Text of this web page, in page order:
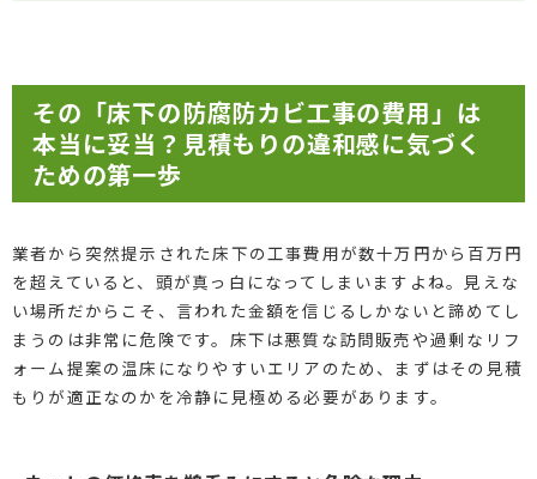
その「床下の防腐防カビ工事の費用」は
本当に妥当？見積もりの違和感に気づく
ための第一歩
業者から突然提示された床下の工事費用が数十万円から百万円
を超えていると、頭が真っ白になってしまいますよね。見えな
い場所だからこそ、言われた金額を信じるしかないと諦めてし
まうのは非常に危険です。床下は悪質な訪問販売や過剰なリフ
ォーム提案の温床になりやすいエリアのため、まずはその見積
もりが適正なのかを冷静に見極める必要があります。